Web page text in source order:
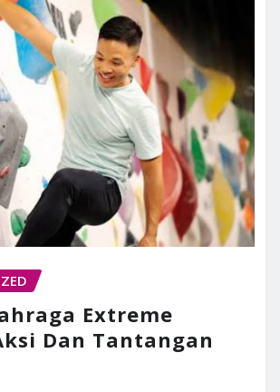
Extreme
Dan Tantangan